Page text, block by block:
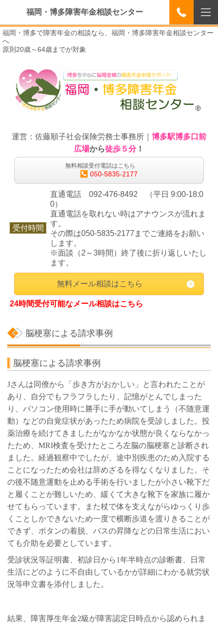
福岡・博多障害年金相談センター
福岡・博多で障害年金の相談なら、福岡・博多障害年金相談センター
へ
原則20歳～64歳までが対象
運営：佐藤順子社会保険労務士事務所｜ 博多駅博多口前
広場から徒歩５分！
無料相談受付電話はこちら
050-5835-2177
受付時間
直通電話 092-476-8492 （平日 9:00-18:0
0）
直通電話を取れない時はアナウンスが流れま
す。
その際は050-5835-2177までご連絡をお願い
します。
※面談（2～3時間）終了後に折り返しいたし
ます。
無料メール相談はこちら
24時間受付可能なメール相談はこちら
脳梗塞による請求事例
脳梗塞による請求事例
Jさんは同僚から「歩き方がおかしい」と言われたことが
あり、自分でもフラフラしたり、記憶がとんでしまった
り、パソコン使用時に勝手に手が動いてしまう（不随意運
動）などの自覚症状があったため病院を受診しました。投
薬治療を続けてきましたがなかなか状態が良くならなかっ
たため、 MRI検査を受けたところ左脳の脳梗塞と診断され
ました。経過観察中でしたが、途中別疾患のため入院する
ことになったため会社は辞めざるを得なくなりました。そ
の後不随意運動を止める手術を行いましたが小さい靴下だ
と履くことが難しいため、緩くて大きな靴下を家族に履か
せてもらっています。また杖で体を支えながらゆっくり歩
くことしかできないため一度で横断歩道を渡りきることが
できず、ボタンの着脱、バスの昇降などの日常生活におい
ても介助を必要としています。
受診状況等証明書、初診日から1年半時点の診断書、日常
生活にどのように不自由しているかが詳細にわかる就労状
況等申立書を添付しました。
結果、障害厚生年金2級が障害認定日時点から認められま